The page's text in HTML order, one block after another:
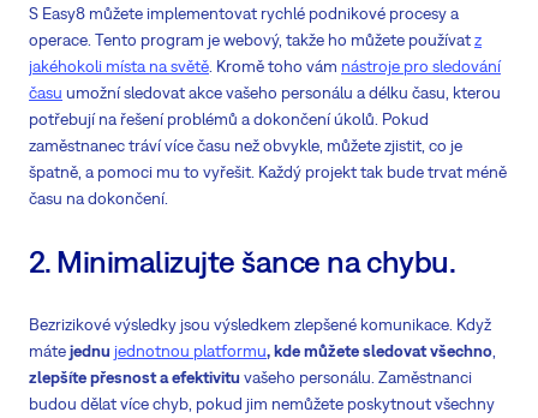
S Easy8 můžete implementovat rychlé podnikové procesy a
operace. Tento program je webový, takže ho můžete používatz
jakéhokoli místa na světě . Kromě toho vám nástroje pro sledování
času umožní sledovat akce vašeho personálu a délku času, kterou
potřebují na řešení problémů a dokončení úkolů. Pokud
zaměstnanec tráví více času než obvykle, můžete zjistit, co je
špatně, a pomoci mu to vyřešit. Každý projekt tak bude trvat méně
času na dokončení.
2. Minimalizujte šance na chybu.
Bezrizikové výsledky jsou výsledkem zlepšené komunikace. Když
mátejednu jednotnou platformu, kde můžete sledovat všechno
zlepšíte přesnost a efektivitu vašeho personálu. Zaměstnanci
budou dělat více chyb, pokud jim nemůžete poskytnout všechny